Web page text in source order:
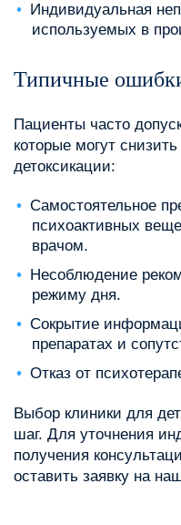
Индивидуальная
используемых в
Типичные
Пациенты часто
которые могут
детоксикации:
Самостоятельное
психоактивных
врачом.
Несоблюдение
режиму дня.
Сокрытие
препаратах и
Отказ от
Выбор клиники для
шаг. Для уточнения
получения
оставить заявку на